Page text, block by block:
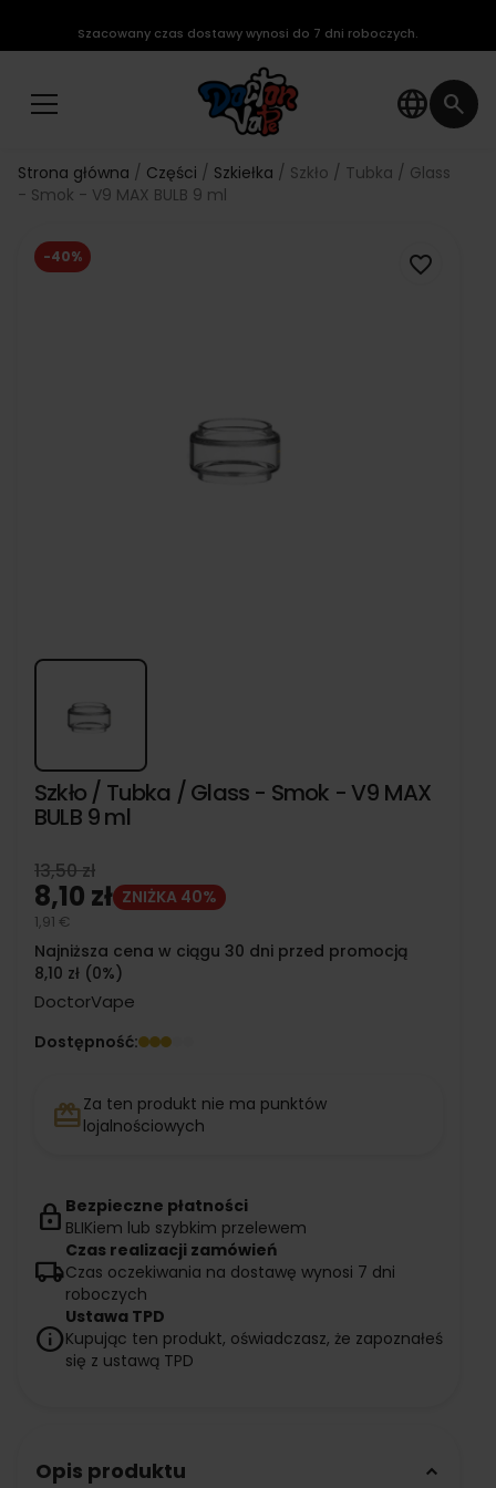
language search
Szacowany czas dostawy wynosi do 7 dni roboczych.
Strona główna Części Szkiełka
Szkło / Tubka / Glass
- Smok - V9 MAX BULB 9 ml
-40% favorite_border
Szkło / Tubka / Glass - Smok - V9 MAX
BULB 9 ml
13,50 zł
8,10 zł ZNIŻKA 40%
1,91 €
Najniższa cena w ciągu 30 dni przed promocją
8,10 zł (0%)
DoctorVape
Dostępność:
redeemZa ten produkt nie ma punktów
lojalnościowych
lock Bezpieczne płatności
BLIKiem lub szybkim przelewem
local_shipping
Czas realizacji zamówień
Czas oczekiwania na dostawę wynosi 7 dni
roboczych
info
Ustawa TPD
Kupując ten produkt, oświadczasz, że zapoznałeś
się z ustawą TPD
Opis produktu keyboard_arrow_down